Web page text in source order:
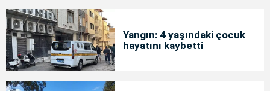
Yangın: 4 yaşındaki çocuk
hayatını kaybetti